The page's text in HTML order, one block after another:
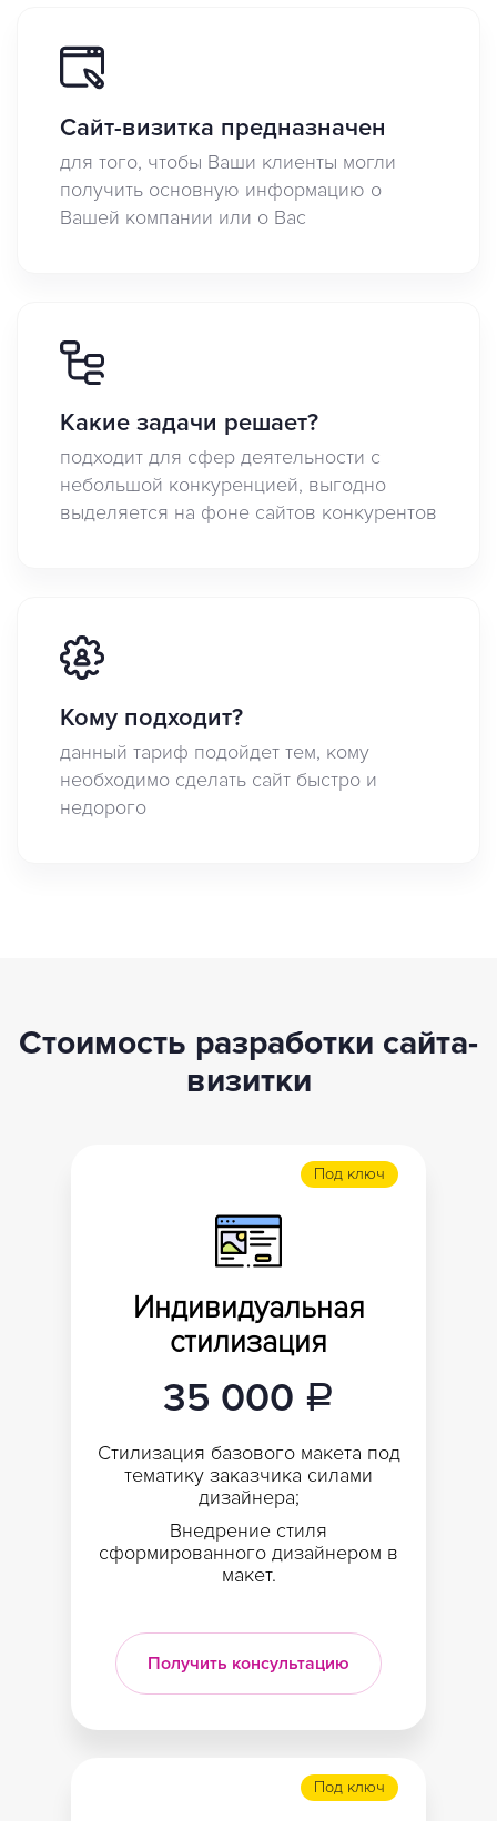
Сайт-визитка предназначен
для того, чтобы Ваши клиенты могли
получить основную информацию о
Вашей компании или о Вас
Какие задачи решает?
подходит для сфер деятельности с
небольшой конкуренцией, выгодно
выделяется на фоне сайтов конкурентов
Кому подходит?
данный тариф подойдет тем, кому
необходимо сделать сайт быстро и
недорого
Стоимость разработки сайта-
визитки
Индивидуальная
стилизация
Под ключ
35 000 a
Стилизация базового макета под
тематику заказчика силами
дизайнера;
Внедрение стиля
сформированного дизайнером в
макет.
Получить консультацию
Под ключ